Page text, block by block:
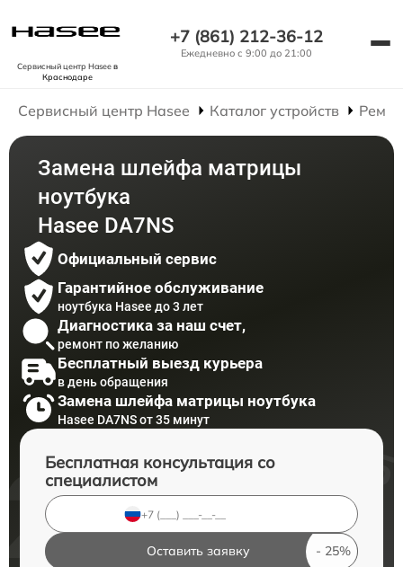
Сервисный центр Haseeв
Краснодаре
+7 (861) 212-36-12
Ежедневно с 9:00 до 21:00
Сервисный центр Hasee Каталог устройств
Замена шлейфа матрицы
ноутбука
Hasee DA7NS
Официальный сервис
Гарантийное обслуживание
ноутбука Hasee до 3 лет
Диагностика за наш счет,
ремонт по желанию
Бесплатный выезд курьера
в день обращения
Замена шлейфа матрицы ноутбука
Hasee DA7NS от 35 минут
Бесплатная консультация со
специалистом
Оставить заявку